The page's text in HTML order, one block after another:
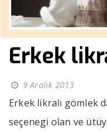
Erkek
9 Aralık 2013
Erkek likralı gömlek
seçenegi olan ve